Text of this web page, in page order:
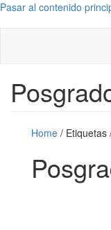
Pasar al contenido
Home / Etiquetas